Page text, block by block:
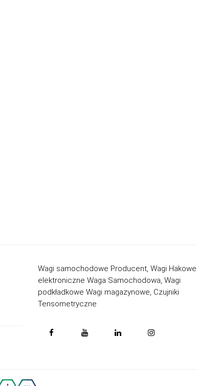
Wagi samochodowe Producent, Wagi Hakowe
elektroniczne Waga Samochodowa, Wagi
podkładkowe Wagi magazynowe, Czujniki
Tensometryczne